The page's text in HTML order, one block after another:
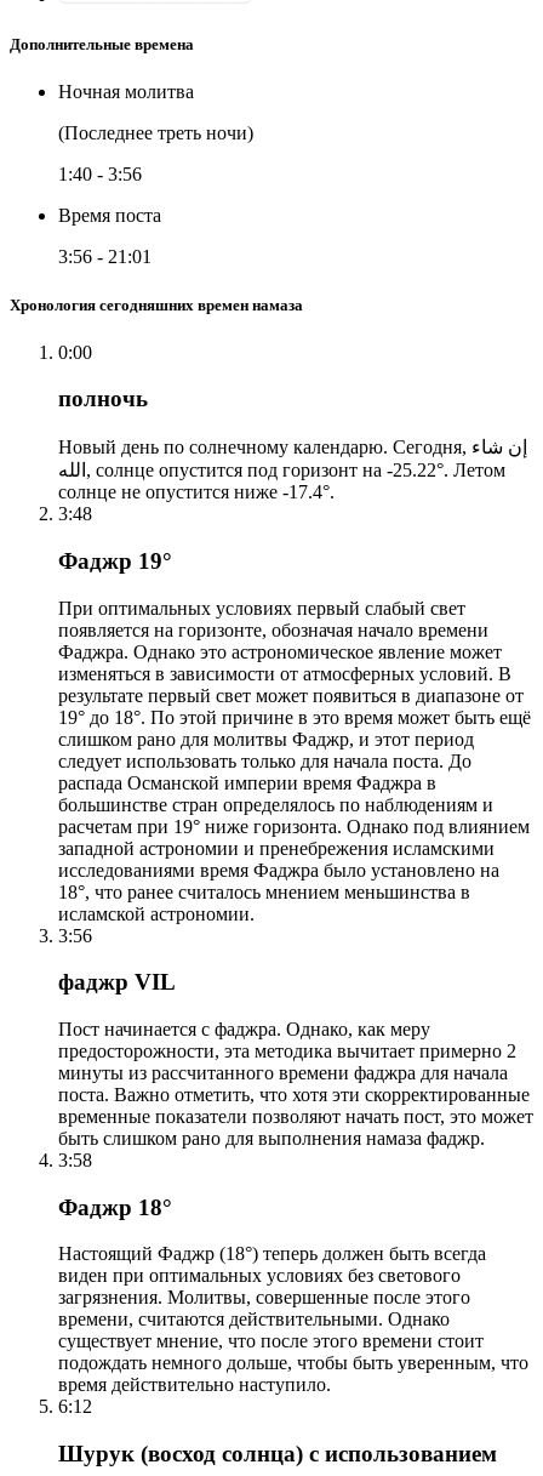
Дополнительные времена
Ночная молитва
(Последнее треть ночи)
1:40 - 3:56
Время поста
3:56 - 21:01
Хронология сегодняшних времен намаза
0:00
полночь
Новый день по солнечному календарю. Сегодня, إن شاء
الله, солнце опустится под горизонт на -25.22°. Летом
солнце не опустится ниже -17.4°.
3:48
Фаджр 19°
При оптимальных условиях первый слабый свет
появляется на горизонте, обозначая начало времени
Фаджра. Однако это астрономическое явление может
изменяться в зависимости от атмосферных условий. В
результате первый свет может появиться в диапазоне от
19° до 18°. По этой причине в это время может быть ещё
слишком рано для молитвы Фаджр, и этот период
следует использовать только для начала поста. До
распада Османской империи время Фаджра в
большинстве стран определялось по наблюдениям и
расчетам при 19° ниже горизонта. Однако под влиянием
западной астрономии и пренебрежения исламскими
исследованиями время Фаджра было установлено на
18°, что ранее считалось мнением меньшинства в
исламской астрономии.
3:56
фаджр VIL
Пост начинается с фаджра. Однако, как меру
предосторожности, эта методика вычитает примерно 2
минуты из рассчитанного времени фаджра для начала
поста. Важно отметить, что хотя эти скорректированные
временные показатели позволяют начать пост, это может
быть слишком рано для выполнения намаза фаджр.
3:58
Фаджр 18°
Настоящий Фаджр (18°) теперь должен быть всегда
виден при оптимальных условиях без светового
загрязнения. Молитвы, совершенные после этого
времени, считаются действительными. Однако
существует мнение, что после этого времени стоит
подождать немного дольше, чтобы быть уверенным, что
время действительно наступило.
6:12
Шурук (восход солнца) с использованием